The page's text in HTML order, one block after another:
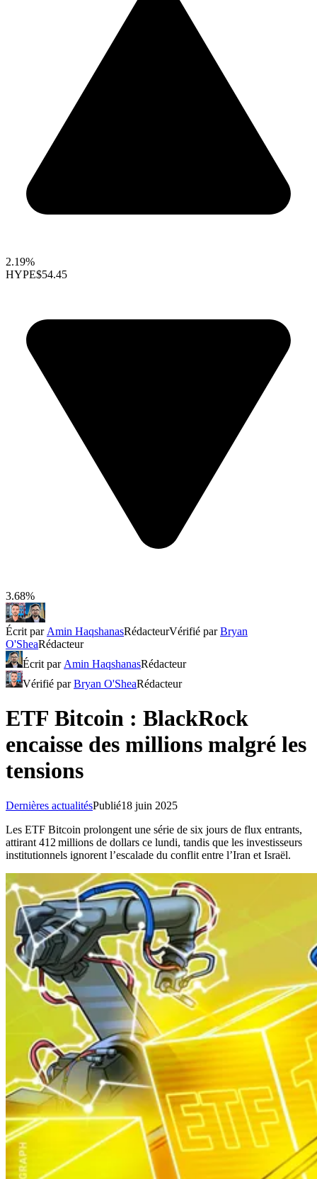
2.19%
HYPE$54.45
3.68%
Écrit par Amin HaqshanasRédacteurVérifié parBryan
O'SheaRédacteur
Écrit par Amin HaqshanasRédacteur
Vérifié parBryan O'SheaRédacteur
ETF Bitcoin : BlackRock
encaisse des millions malgré les
tensions
Dernières actualitésPublié18 juin 2025
Les ETF Bitcoin prolongent une série de six jours de flux entrants,
attirant 412 millions de dollars ce lundi, tandis que les investisseurs
institutionnels ignorent l’escalade du conflit entre l’Iran et Israël.